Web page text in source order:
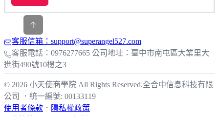
客服信箱：support@superangel527.com
客服電話：0976277665 公司地址：臺中市南屯區大業里大
進街490號10樓之3
© 2026 小天使商學院 All Rights Reserved.全合中信息科技有限
公司
． 統一編號: 00133119
使用者條款 ． 隱私權政策